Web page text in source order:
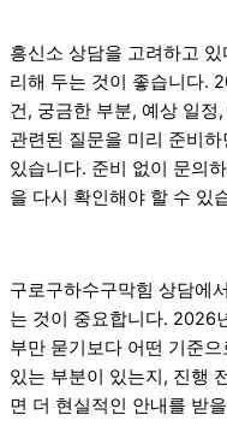
흥신소 상담을 고려하고
리해 두는 것이 좋습니다.
건, 궁금한 부분, 예상 일
관련된 질문을 미리 준비
있습니다. 준비 없이 문의
을 다시 확인해야 할 수 있
구로구하수구막힘 상담에
는 것이 중요합니다. 2026
부만 묻기보다 어떤 기준
있는 부분이 있는지, 진행
면 더 현실적인 안내를 받